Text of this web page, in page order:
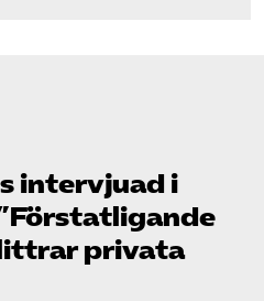
intervjuad i
privata